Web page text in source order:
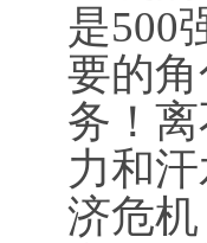
是500
要的
务！
力和
济危机